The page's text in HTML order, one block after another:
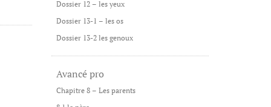
Dossier 12 – les yeux
Dossier 13-1 – les os
Dossier 13-2 les genoux
Avancé pro
Chapitre 8 – Les parents